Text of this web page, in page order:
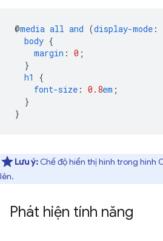
@media all and (display-mode :
body {
margin : 0 ;
}
h1
{
font-size : 0.8em ;
}
}
Lưu ý: Chế độ hiển thị hình trong hình
lên.
Phát hiện tính năng